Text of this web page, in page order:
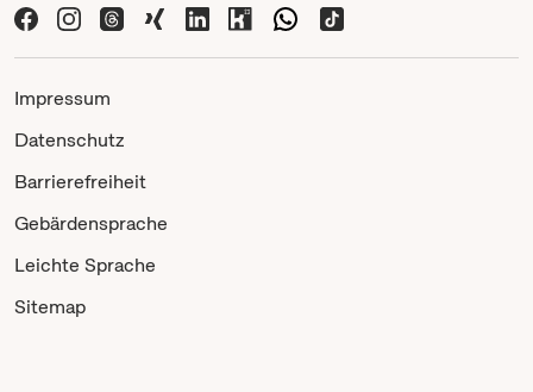
Impressum
Datenschutz
Barrierefreiheit
Gebärdensprache
Leichte Sprache
Sitemap